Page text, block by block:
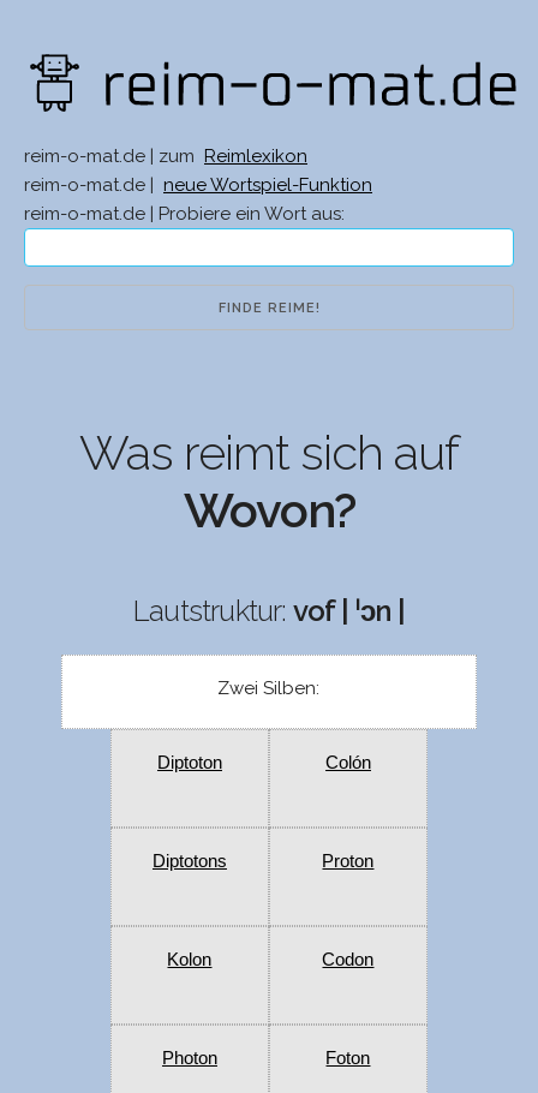
reim-o-mat.de | zum
Reimlexikon
reim-o-mat.de |
neue Wortspiel-Funktion
reim-o-mat.de | Probiere ein Wort aus:
Was reimt sich auf
Wovon?
Lautstruktur: vof | ˈɔn |
Zwei Silben:
Diptoton Colón
Diptotons Proton
Kolon Codon
Photon Foton